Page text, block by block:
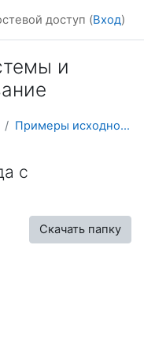
доступ (Вход)
и
Примеры исходного кода с комментариями
с
Скачать папку